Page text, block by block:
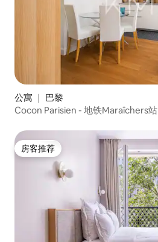
公寓 ｜ 巴黎
Cocon Parisien - 地铁Maraîchers站
房客推荐
房客推荐